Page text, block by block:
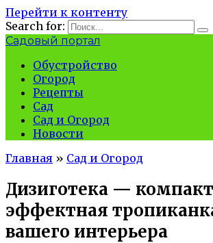
Перейти к контенту
Search for:
Садовый портал
Обустройство
Огород
Рецепты
Сад
Сад и Огород
Новости
Главная » Сад и Огород
Дизиготека —
эффектная
вашего интерьера